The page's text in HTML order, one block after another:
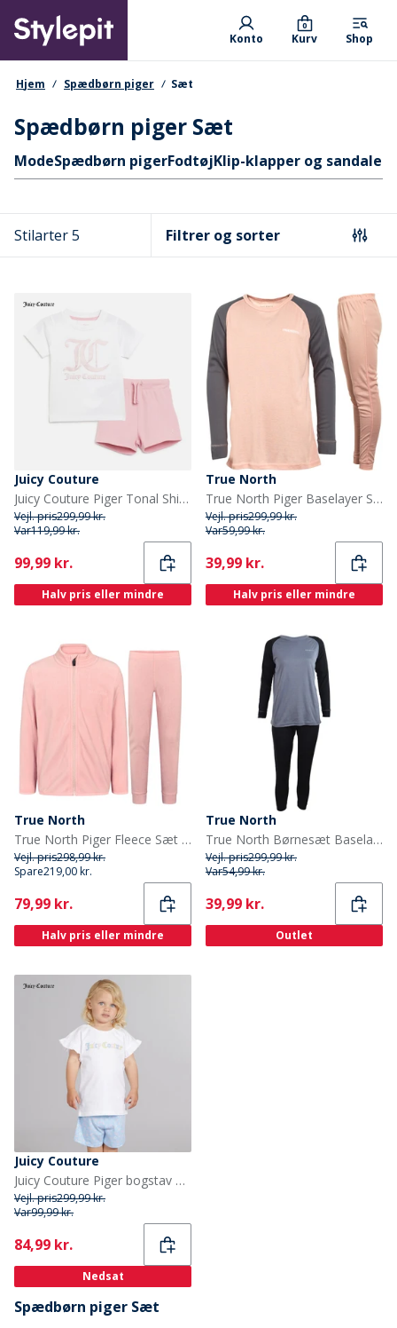
main
content
Primary departments
Konto Kurv
0
Shop
navigationssti
Hjem Spædbørn piger Sæt
Spædbørn piger Sæt
Hurtige links
ModeSpædbørn pigerFodtøjKlip-klapper og sandaler
Stilarter 5 Filtrer og sorter
Juicy Couture
Juicy Couture Piger Tonal Shimmer Print T Shirt Og Shorts Sæt Pink Nectar
Vejl. pris299,99 kr.
Var119,99 kr.
Current
99,99 kr.
Halv pris eller mindre
True North
True North Piger Baselayer Sæt Pink Comb
Vejl. pris299,99 kr.
Var59,99 kr.
Current
39,99 kr.
Halv pris eller mindre
True North
True North Piger Fleece Sæt Pink
Vejl. pris298,99 kr.
Spare219,00 kr.
Current
79,99 kr.
Halv pris eller mindre
True North
True North Børnesæt Baselayer Sort Comb
Vejl. pris299,99 kr.
Var54,99 kr.
Current
39,99 kr.
Outlet
Juicy Couture
Juicy Couture Piger bogstav flæse t shirt og shorts sæt Powder Blue
Vejl. pris299,99 kr.
Var99,99 kr.
Current
84,99 kr.
Nedsat
Spædbørn piger Sæt